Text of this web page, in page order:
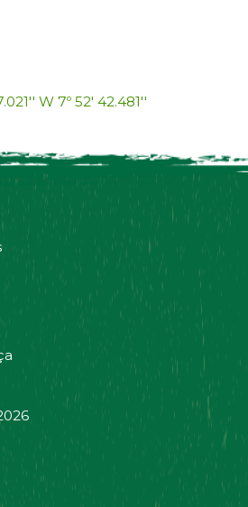
W 7º 52' 42.481''